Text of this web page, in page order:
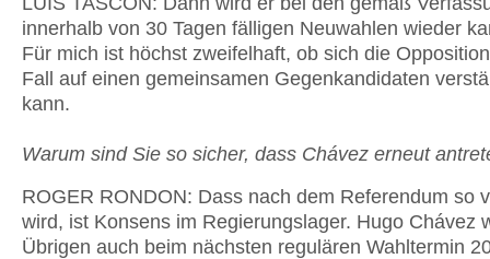
innerhalb von 30 Tagen fälligen Neuwahlen wieder
Für mich ist höchst zweifelhaft, ob sich die
Fall auf einen gemeinsamen Gegenkandidaten
kann.
Warum sind Sie so sicher, dass Chávez erneut
ROGER RONDON: Dass nach dem Referendum so
wird, ist Konsens im Regierungslager. Hugo Chávez
Übrigen auch beim nächsten regulären Wahltermin